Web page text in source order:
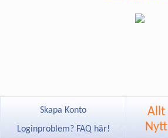
Skapa Konto
Loginproblem? FAQ här!
Allt
Nytt